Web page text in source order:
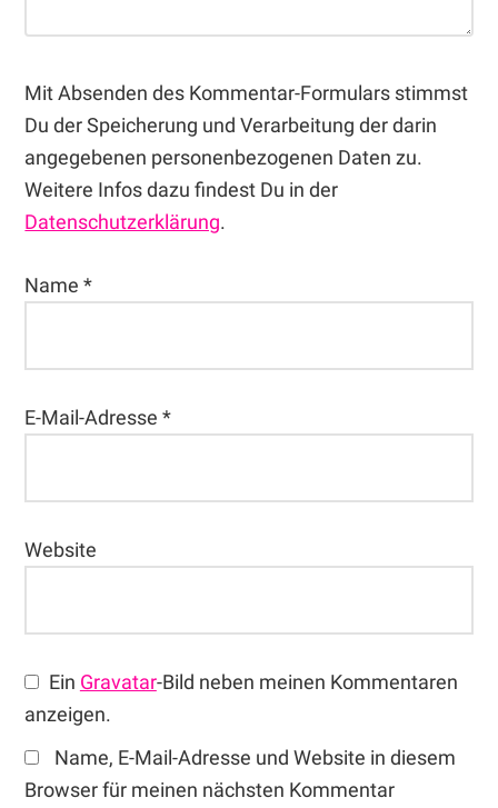
Mit Absenden des Kommentar-Formulars stimmst
Du der Speicherung und Verarbeitung der darin
angegebenen personenbezogenen Daten zu.
Weitere Infos dazu findest Du in der
Datenschutzerklärung.
Name*
E-Mail-Adresse*
Website
Ein Gravatar-Bild neben meinen Kommentaren
anzeigen.
Name, E-Mail-Adresse und Website in diesem
Browser für meinen nächsten Kommentar